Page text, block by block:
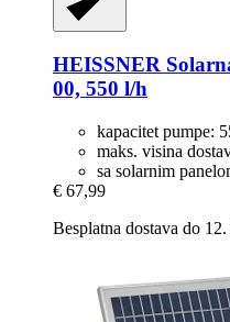
HEISSNER
00, 550 l/h
kapacitet pumpe:
maks. visina
sa solarnim
€ 67,99
Besplatna dostava do